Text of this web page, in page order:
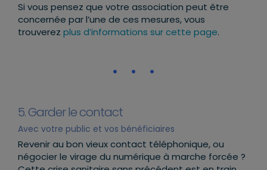
Si vous pensez que votre association peut être
concernée par l’une de ces mesures, vous
trouverez plus d’informations sur cette page.
5. Garder le contact
Avec votre public et vos bénéficiaires
Revenir au bon vieux contact téléphonique, ou
négocier le virage du numérique à marche forcée ?